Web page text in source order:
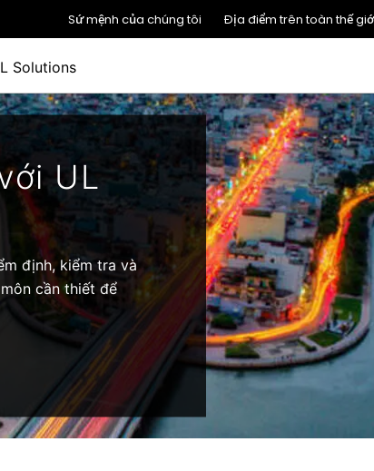
Sứ mệnh của chúng tôi Địa điểm trên toàn thế
Solutions
UL
định, kiểm tra và
cần thiết để